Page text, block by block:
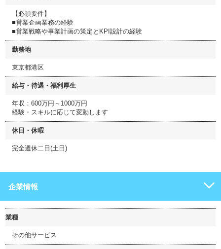
【必須要件】
■営業企画業務の経験
■営業戦略や事業計画の策定とKPI設計の経験
勤務地
東京都港区
給与・待遇・福利厚生
年収：600万円～1000万円
経験・スキルに応じて変動します
休日・休暇
完全週休二日(土日)
企業情報
業種
その他サービス